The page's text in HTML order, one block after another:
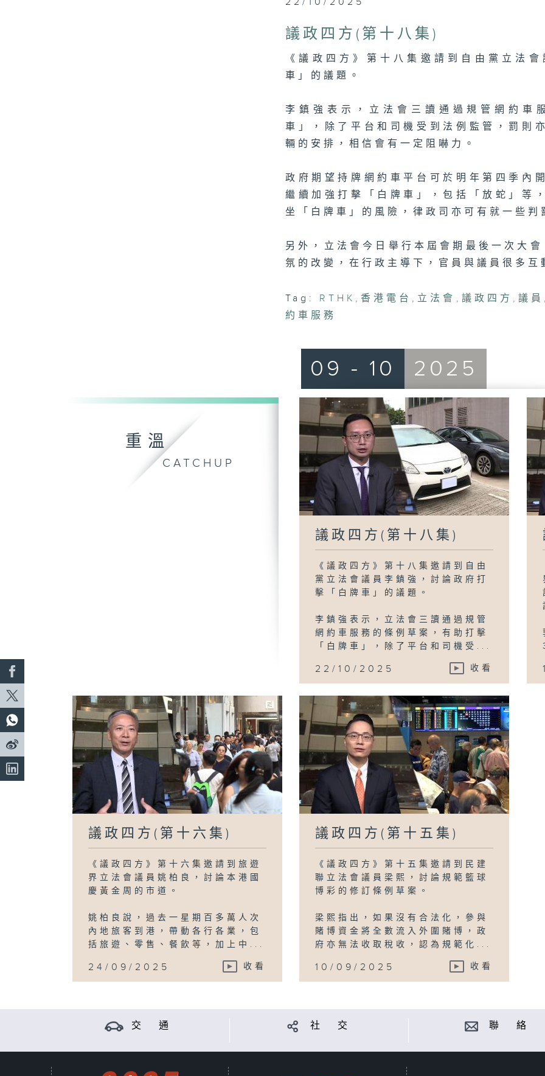
seconds
5
minutes,
secondsVolume
90%
議政四方(第十八集)
《議政四方》第十八集邀請到自由黨立法
車」的議題。
李鎮強表示，立法會三讀通過規管網約車
車」，除了平台和司機受到法例監管，罰則
輛的安排，相信會有一定阻嚇力。
政府期望持牌網約車平台可於明年第四季內
繼續加強打擊「白牌車」，包括「放蛇」等
坐「白牌車」的風險，律政司亦可有就一些
另外，立法會今日舉行本屆會期最後一次大
氛的改變，在行政主導下，官員與議員很多
Tag: RTHK , 香港電台 , 立法會 , 議政四方 , 議員
約車服務
重溫
CATCHUP
09 - 10 2025
議政四方(第十八集)
《議政四方》第十八集邀請到自由
黨立法會議員李鎮強，討論政府打
擊「白牌車」的議題。
李鎮強表示，立法會三讀通過規管
網約車服務的條例草案，有助打擊
「白牌車」，除了平台和司機受...
22/10/2025 收看
議政四方(第十六集)
《議政四方》第十六集邀請到旅遊
界立法會議員姚柏良，討論本港國
慶黃金周的市道。
姚柏良說，過去一星期百多萬人次
內地旅客到港，帶動各行各業，包
括旅遊、零售、餐飲等，加上中...
24/09/2025 收看
議政四方(第十五集)
《議政四方》第十五集邀請到民建
聯立法會議員梁熙，討論規範籃球
博彩的修訂條例草案。
梁熙指出，如果沒有合法化，參與
賭博資金將全數流入外圍賭博，政
府亦無法收取稅收，認為規範化...
10/09/2025 收看
交 通 社 交 聯 絡